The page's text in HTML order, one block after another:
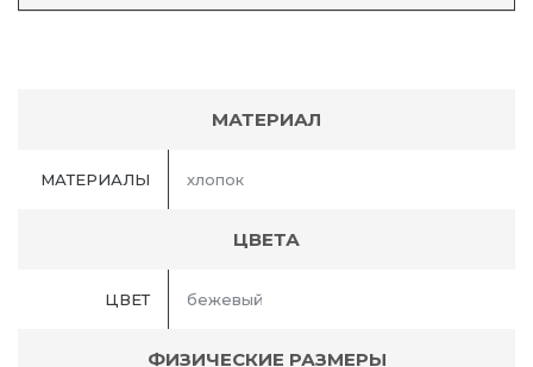
МАТЕРИАЛ
МАТЕРИАЛЫ хлопок
ЦВЕТА
ЦВЕТ бежевый
ФИЗИЧЕСКИЕ РАЗМЕРЫ